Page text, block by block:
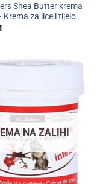
Shea Butter krema
Krema za lice i tijelo
NA ZALIHI